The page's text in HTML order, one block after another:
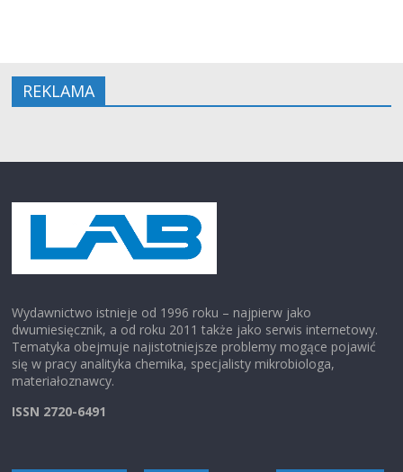
REKLAMA
Wydawnictwo istnieje od 1996 roku – najpierw jako
dwumiesięcznik, a od roku 2011 także jako serwis internetowy.
Tematyka obejmuje najistotniejsze problemy mogące pojawić
się w pracy analityka chemika, specjalisty mikrobiologa,
materiałoznawcy.
ISSN 2720-6491